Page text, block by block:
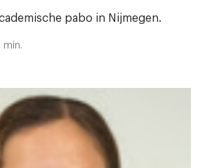
pabo in Nijmegen.
min.